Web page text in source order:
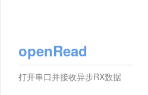
openRead
打开串口并接收异步RX数据